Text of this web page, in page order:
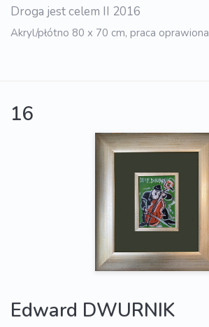
Droga jest celem II 2016
Akryl/płótno 80 x 70 cm, praca oprawiona
16
Edward DWURNIK